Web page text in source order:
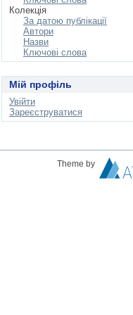
Колекція
За датою публікації
Автори
Назви
Ключові слова
Мій профіль
Увійти
Зареєструватися
Theme by